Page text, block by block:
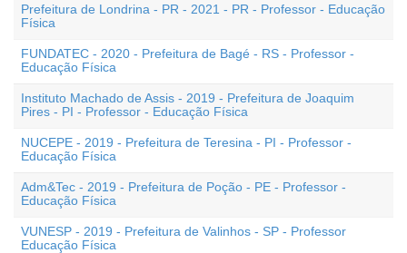
Prefeitura de Londrina - PR - 2021 - PR - Professor - Educação
Física
FUNDATEC - 2020 - Prefeitura de Bagé - RS - Professor -
Educação Física
Instituto Machado de Assis - 2019 - Prefeitura de Joaquim
Pires - PI - Professor - Educação Física
NUCEPE - 2019 - Prefeitura de Teresina - PI - Professor -
Educação Física
Adm&Tec - 2019 - Prefeitura de Poção - PE - Professor -
Educação Física
VUNESP - 2019 - Prefeitura de Valinhos - SP - Professor
Educação Física